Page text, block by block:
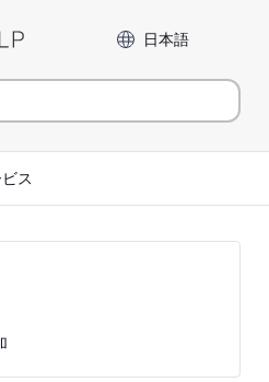
言語
ス